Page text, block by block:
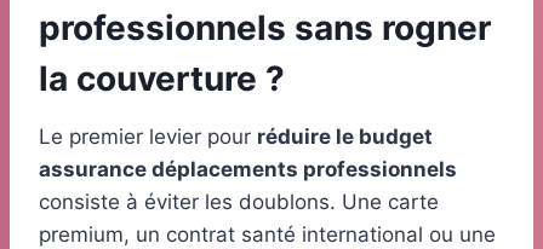
professionnels sans rogner
la couverture ?
Le premier levier pour réduire le budget
assurance déplacements professionnels
consiste à éviter les doublons. Une carte
premium, un contrat santé international ou une